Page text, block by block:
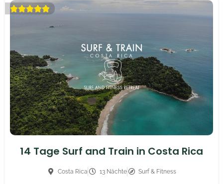

14 Tage Surf and Train in Costa Rica
Costa Rica 13 Nächte Surf & Fitness